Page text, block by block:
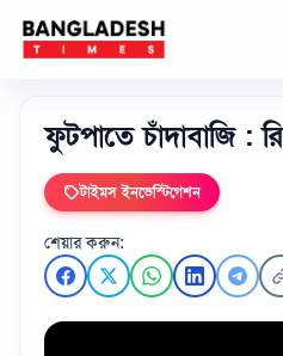
ফুটপাতে চাঁদাবাজি :
টাইমস ইনভেস্টিগেশন
শেয়ার করুন: